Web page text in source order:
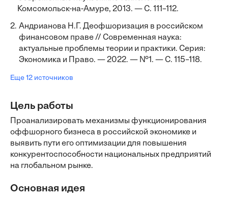
Комсомольск-на-Амуре, 2013. — С. 111–112.
2. Андрианова Н.Г. Деофшоризация в российском
финансовом праве // Современная наука:
актуальные проблемы теории и практики. Серия:
Экономика и Право. — 2022. — №1. — С. 115–118.
Еще 12 источников
Цель работы
Проанализировать механизмы функционирования
оффшорного бизнеса в российской экономике и
выявить пути его оптимизации для повышения
конкурентоспособности национальных предприятий
на глобальном рынке.
Основная идея